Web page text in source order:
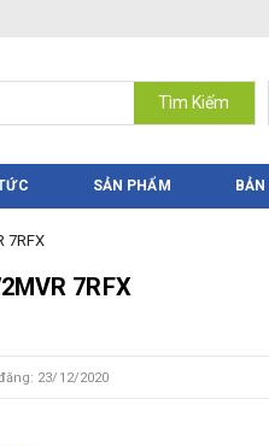
Tìm Kiếm
SẢN PHẨM
7RFX
7RFX
23/12/2020